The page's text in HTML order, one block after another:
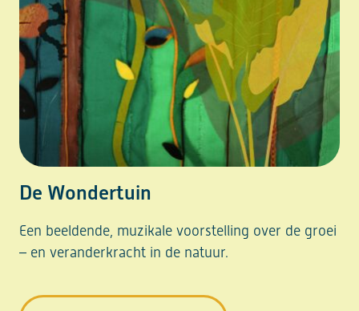
De Wondertuin
Een beeldende, muzikale voorstelling over de groei
– en veranderkracht in de natuur.